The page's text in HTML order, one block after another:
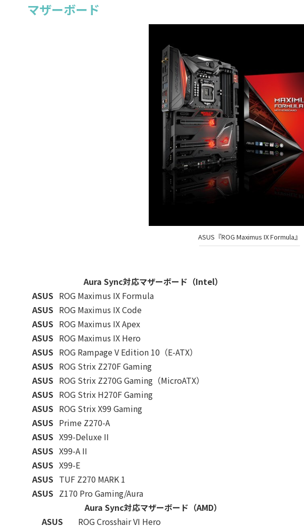
マザーボード
ASUS『ROG Maximus IX Formula』
Aura Sync対応マザーボード（Intel）
ASUS ROG Maximus IX Formula
ASUS ROG Maximus IX Code
ASUS ROG Maximus IX Apex
ASUS ROG Maximus IX Hero
ASUS ROG Rampage V Edition 10（E-ATX）
ASUS ROG Strix Z270F Gaming
ASUS ROG Strix Z270G Gaming（MicroATX）
ASUS ROG Strix H270F Gaming
ASUS ROG Strix X99 Gaming
ASUS Prime Z270-A
ASUS X99-Deluxe II
ASUS X99-A II
ASUS X99-E
ASUS TUF Z270 MARK 1
ASUS Z170 Pro Gaming/Aura
Aura Sync対応マザーボード（AMD）
ASUS
ROG Crosshair VI Hero